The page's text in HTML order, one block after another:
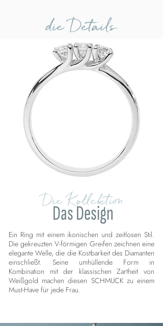
die Details
Die Kollektion
Das Design
Ein Ring mit einem ikonischen und zeitlosen Stil.
Die gekreuzten V-förmigen Greifen zeichnen eine
elegante Welle, die die Kostbarkeit des Diamanten
einschließt. Seine umhüllende Form in
Kombination mit der klassischen Zartheit von
Weißgold machen diesen SCHMUCK zu einem
Must-Have für jede Frau.